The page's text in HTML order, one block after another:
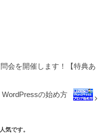
会を開催します！【特典あ
WordPressの始め方
気です。